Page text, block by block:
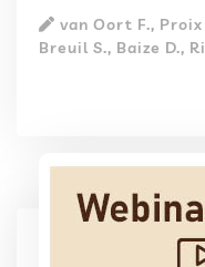
van Oort F.,
Breuil S., Baize D.,